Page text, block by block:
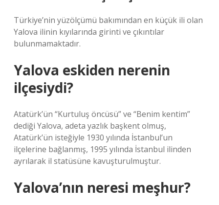
Türkiye’nin yüzölçümü bakımından en küçük ili olan
Yalova ilinin kıyılarında girinti ve çıkıntılar
bulunmamaktadır.
Yalova eskiden nerenin
ilçesiydi?
Atatürk’ün “Kurtuluş öncüsü” ve “Benim kentim”
dediği Yalova, adeta yazlık başkent olmuş,
Atatürk’ün isteğiyle 1930 yılında İstanbul’un
ilçelerine bağlanmış, 1995 yılında İstanbul ilinden
ayrılarak il statüsüne kavuşturulmuştur.
Yalova’nın neresi meşhur?